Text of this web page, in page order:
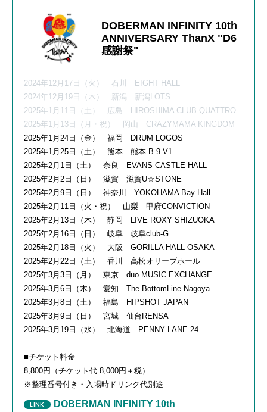
DOBERMAN INFINITY 10th
ANNIVERSARY ThanX "D6
感謝祭"
2024年12月17日（火） 石川 EIGHT HALL
2024年12月19日（木） 新潟 新潟LOTS
2025年1月11日（土） 広島 HIROSHIMA CLUB QUATTRO
2025年1月13日（月・祝） 岡山 CRAZYMAMA KINGDOM
2025年1月24日（金） 福岡 DRUM LOGOS
2025年1月25日（土） 熊本 熊本 B.9 V1
2025年2月1日（土） 奈良 EVANS CASTLE HALL
2025年2月2日（日） 滋賀 滋賀U☆STONE
2025年2月9日（日） 神奈川 YOKOHAMA Bay Hall
2025年2月11日（火・祝） 山梨 甲府CONVICTION
2025年2月13日（木） 静岡 LIVE ROXY SHIZUOKA
2025年2月16日（日） 岐阜 岐阜club-G
2025年2月18日（火） 大阪 GORILLA HALL OSAKA
2025年2月22日（土） 香川 高松オリーブホール
2025年3月3日（月） 東京 duo MUSIC EXCHANGE
2025年3月6日（木） 愛知 The BottomLine Nagoya
2025年3月8日（土） 福島 HIPSHOT JAPAN
2025年3月9日（日） 宮城 仙台RENSA
2025年3月19日（水） 北海道 PENNY LANE 24
■チケット料金
8,800円（チケット代 8,000円 ＋税）
※整理番号付き・入場時ドリンク代別途
DOBERMAN INFINITY 10th